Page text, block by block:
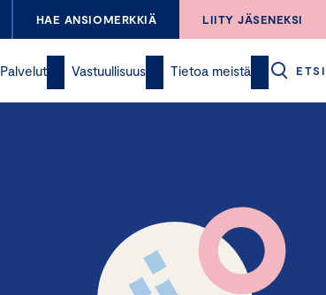
HAE ANSIOMERKKIÄ LIITY JÄSENEKSI
Palvelut Vastuullisuus Tietoa meistä ETSI